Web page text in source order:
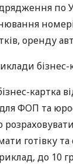
по
оренду
бізнес-
картка
ФОП та
готівку
до 10